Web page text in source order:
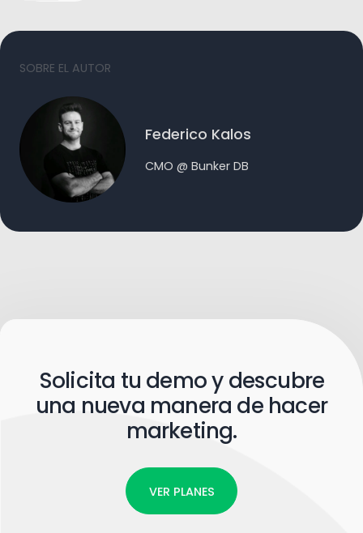
SOBRE EL AUTOR
Federico Kalos
CMO @ Bunker DB
Solicita tu demo y descubre
una nueva manera de hacer
marketing.
VER PLANES